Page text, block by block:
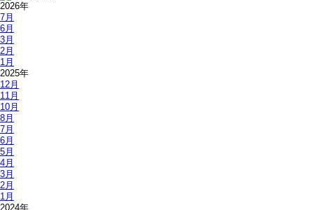
2026年
7月
6月
3月
2月
1月
2025年
12月
11月
10月
8月
7月
6月
5月
4月
3月
2月
1月
2024年